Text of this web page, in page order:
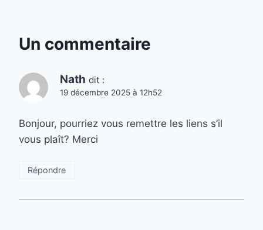
Un commentaire
Nath dit :
19 décembre 2025 à 12h52
Bonjour, pourriez vous remettre les liens s’il
vous plaît? Merci
Répondre